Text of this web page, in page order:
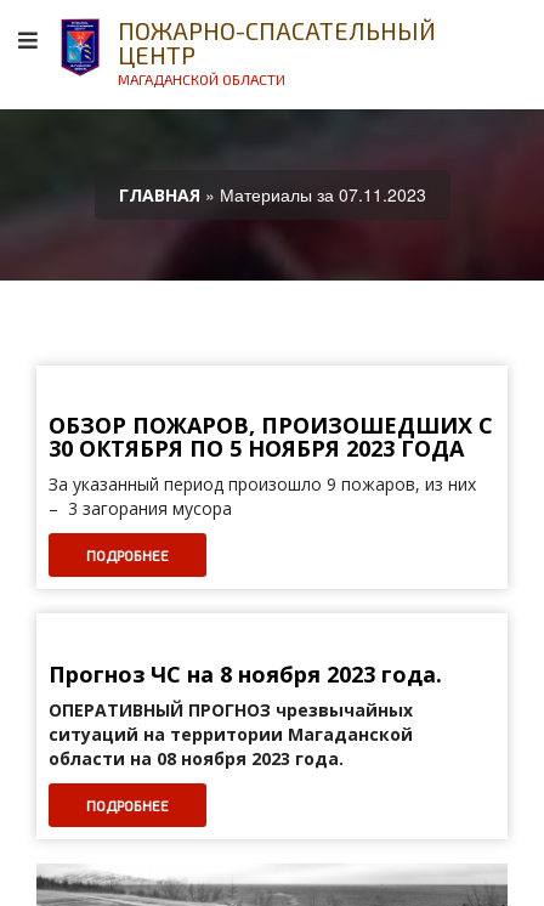
ПОЖАРНО-СПАСАТЕЛЬНЫЙ
ЦЕНТР
МАГАДАНСКОЙ ОБЛАСТИ
ГЛАВНАЯ » Материалы за 07.11.2023
ОБЗОР ПОЖАРОВ, ПРОИЗОШЕДШИХ С
30 ОКТЯБРЯ ПО 5 НОЯБРЯ 2023 ГОДА
За указанный период произошло 9 пожаров, из них
– 3 загорания мусора
ПОДРОБНЕЕ
Прогноз ЧС на 8 ноября 2023 года.
ОПЕРАТИВНЫЙ ПРОГНОЗ чрезвычайных
ситуаций на территории Магаданской
области на 08 ноября 2023 года.
ПОДРОБНЕЕ